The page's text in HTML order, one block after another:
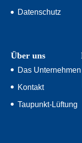
Datenschutz
Über uns
Das Unternehmen
Kontakt
Taupunkt-Lüftung